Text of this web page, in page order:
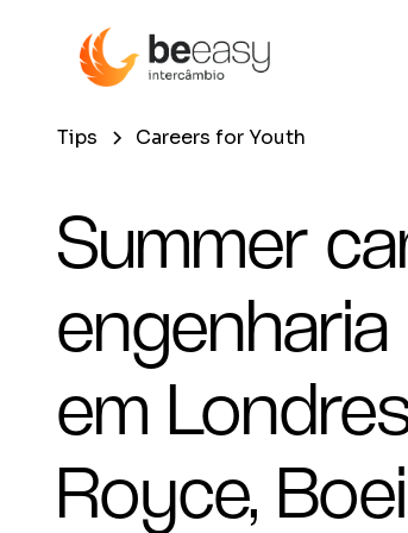
Tips Careers for Youth
Summer
engenharia
em
Royce,